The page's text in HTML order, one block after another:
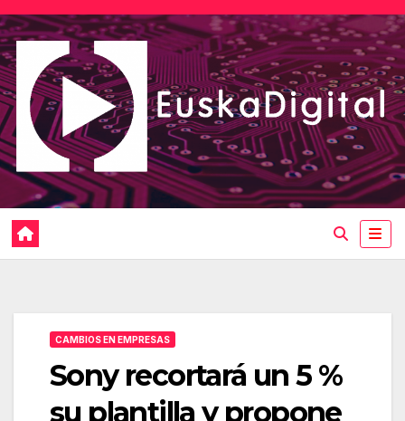
Saltar
al
contenido
CAMBIOS EN EMPRESAS
Sony recortará un 5 %
su plantilla y propone